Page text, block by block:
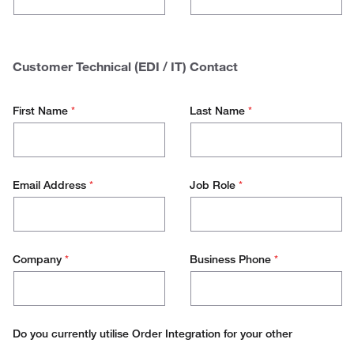
Customer Technical (EDI / IT) Contact
First Name * Last Name *
Email Address * Job Role *
Company * Business Phone *
Do you currently utilise Order Integration for your other